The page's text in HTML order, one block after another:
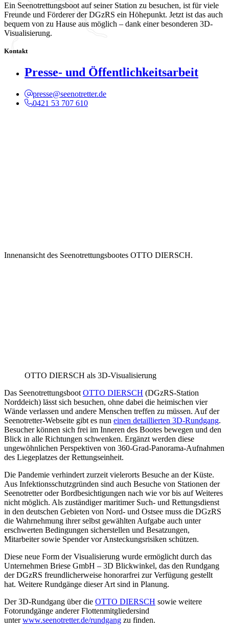
Ein Seenotrettungsboot auf seiner Station zu besuchen, ist für viele
Freunde und Förderer der DGzRS ein Höhepunkt. Jetzt ist das auch
bequem von zu Hause aus möglich – dank einer besonderen 3D-
Visualisierung.
Kontakt
Presse- und Öffentlichkeitsarbeit
presse@seenotretter.de
0421 53 707 610
Innenansicht des Seenotrettungsbootes OTTO DIERSCH.
OTTO DIERSCH als 3D-Visualisierung
Das Seenotrettungsboot OTTO DIERSCH (DGzRS-Station
Norddeich) lässt sich besuchen, ohne dabei die heimischen vier
Wände verlassen und andere Menschen treffen zu müssen. Auf der
Seenotretter-Webseite gibt es nun einen detaillierten 3D-Rundgang.
Besucher können sich frei im Inneren des Bootes bewegen und den
Blick in alle Richtungen schwenken. Ergänzt werden diese
ungewöhnlichen Perspektiven von 360-Grad-Panorama-Aufnahmen
des Liegeplatzes der Rettungseinheit.
Die Pandemie verhindert zurzeit vielerorts Besuche an der Küste.
Aus Infektionsschutzgründen sind auch Besuche von Stationen der
Seenotretter oder Bordbesichtigungen nach wie vor bis auf Weiteres
nicht möglich. Als zuständiger maritimer Such- und Rettungsdienst
in den deutschen Gebieten von Nord- und Ostsee muss die DGzRS
die Wahrnehmung ihrer selbst gewählten Aufgabe auch unter
erschwerten Bedingungen sicherstellen und Besatzungen,
Mitarbeiter sowie Spender vor Ansteckungsrisiken schützen.
Diese neue Form der Visualisierung wurde ermöglicht durch das
Unternehmen Briese GmbH – 3D Blickwinkel, das den Rundgang
der DGzRS freundlicherweise honorarfrei zur Verfügung gestellt
hat. Weitere Rundgänge dieser Art sind in Planung.
Der 3D-Rundgang über die OTTO DIERSCH sowie weitere
Fotorundgänge anderer Flottenmitgliedersind
unterwww.seenotretter.de/rundgang zu finden.